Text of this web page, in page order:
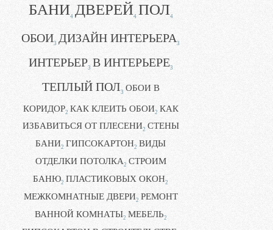
БАНИ4 ДВЕРЕЙ4 ПОЛ4
ОБОИ3 ДИЗАЙН ИНТЕРЬЕРА3
ИНТЕРЬЕР3 В ИНТЕРЬЕРЕ3
ТЕПЛЫЙ ПОЛ3 ОБОИ В
КОРИДОР2 КАК КЛЕИТЬ ОБОИ2 КАК
ИЗБАВИТЬСЯ ОТ ПЛЕСЕНИ2 СТЕНЫ
БАНИ2 ГИПСОКАРТОН2 ВИДЫ
ОТДЕЛКИ ПОТОЛКА2 СТРОИМ
БАНЮ2 ПЛАСТИКОВЫХ ОКОН2
МЕЖКОМНАТНЫЕ ДВЕРИ2 РЕМОНТ
ВАННОЙ КОМНАТЫ2 МЕБЕЛЬ2